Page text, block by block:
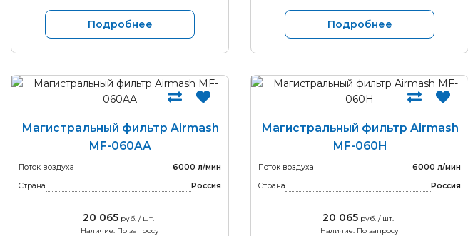
Подробнее Подробнее
Магистральный фильтр Airmash
MF-060AA
Поток воздуха
6000 л/мин
Страна
Россия
20 065руб. / шт.
Наличие: По запросу
Магистральный фильтр Airmash
MF-060H
Поток воздуха
6000 л/мин
Страна
Россия
20 065руб. / шт.
Наличие: По запросу